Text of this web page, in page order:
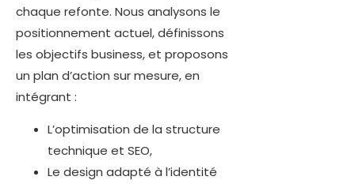
chaque refonte. Nous analysons le
positionnement actuel, définissons
les objectifs business, et proposons
un plan d’action sur mesure, en
intégrant :
L’optimisation de la structure
technique et SEO,
Le design adapté à l’identité